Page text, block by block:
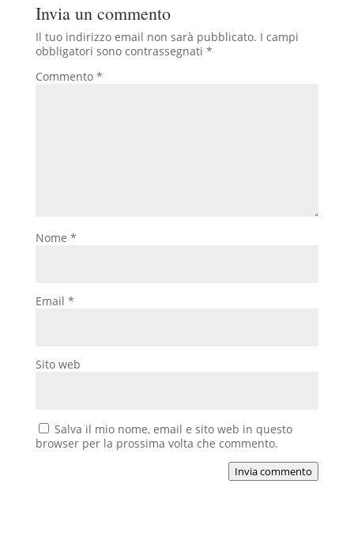
Invia un commento
Il tuo indirizzo email non sarà pubblicato. I campi
obbligatori sono contrassegnati *
Commento *
Nome *
Email *
Sito web
Salva il mio nome, email e sito web in questo
browser per la prossima volta che commento.
Invia commento